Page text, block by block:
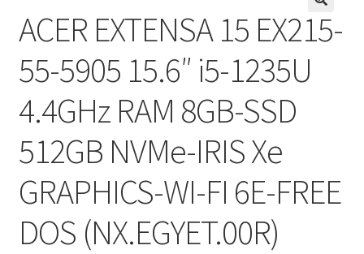
ACER EXTENSA 15 EX215-
55-5905 15.6″ i5-1235U
4.4GHz RAM 8GB-SSD
512GB NVMe-IRIS Xe
GRAPHICS-WI-FI 6E-FREE
DOS (NX.EGYET.00R)